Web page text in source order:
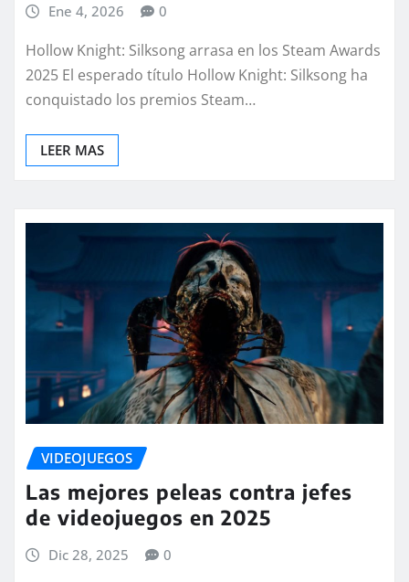
Ene 4, 2026 0
Hollow Knight: Silksong arrasa en los Steam Awards
2025 El esperado título Hollow Knight: Silksong ha
conquistado los premios Steam…
LEER MAS
VIDEOJUEGOS
Las mejores peleas contra jefes
de videojuegos en 2025
Dic 28, 2025 0